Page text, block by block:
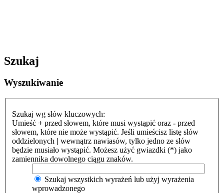
Szukaj
Wyszukiwanie
Szukaj wg słów kluczowych:
Umieść + przed słowem, które musi wystąpić oraz - przed
słowem, które nie może wystąpić. Jeśli umieścisz listę słów
oddzielonych | wewnątrz nawiasów, tylko jedno ze słów
będzie musiało wystąpić. Możesz użyć gwiazdki (*) jako
zamiennika dowolnego ciągu znaków.
Szukaj wszystkich wyrażeń lub użyj wyrażenia
wprowadzonego